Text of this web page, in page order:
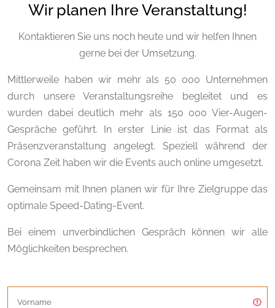
Wir planen Ihre Veranstaltung!
Kontaktieren Sie uns noch heute und wir helfen Ihnen
gerne bei der Umsetzung.
Mittlerweile haben wir mehr als 50 000 Unternehmen
durch unsere Veranstaltungsreihe begleitet und es
wurden dabei deutlich mehr als 150 000 Vier-Augen-
Gespräche geführt. In erster Linie ist das Format als
Präsenzveranstaltung angelegt. Speziell während der
Corona Zeit haben wir die Events auch online umgesetzt.
Gemeinsam mit Ihnen planen wir für Ihre Zielgruppe das
optimale Speed-Dating-Event.
Bei einem unverbindlichen Gespräch können wir alle
Möglichkeiten besprechen.